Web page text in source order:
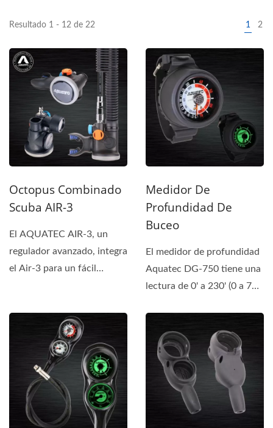
Resultado 1 - 12 de 22 1 2
Octopus Combinado
Scuba AIR-3
El AQUATEC AIR-3, un
regulador avanzado, integra
el Air-3 para un fácil
Medidor De
Profundidad De
Buceo
El medidor de profundidad
Aquatec DG-750 tiene una
lectura de 0' a 230' (0 a 70